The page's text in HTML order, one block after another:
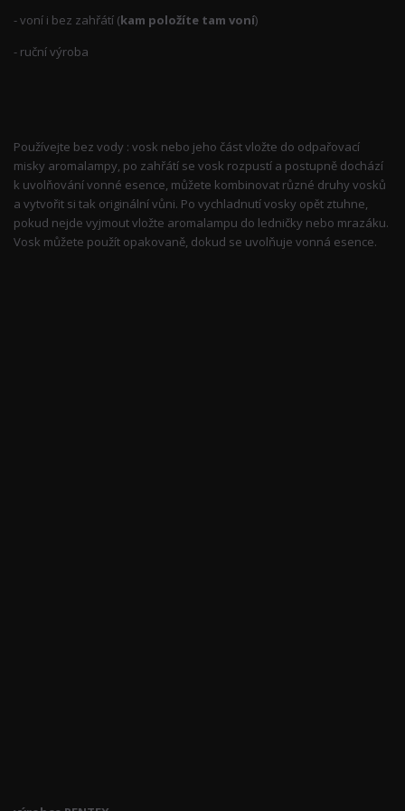
- voní i bez zahřátí (kam položíte tam voní)
- ruční výroba
Používejte bez vody : vosk nebo jeho část vložte do odpařovací
misky aromalampy, po zahřátí se vosk rozpustí a postupně dochází
k uvolňování vonné esence, můžete kombinovat různé druhy vosků
a vytvořit si tak originální vůni. Po vychladnutí vosky opět ztuhne,
pokud nejde vyjmout vložte aromalampu do ledničky nebo mrazáku.
Vosk můžete použít opakovaně, dokud se uvolňuje vonná esence.